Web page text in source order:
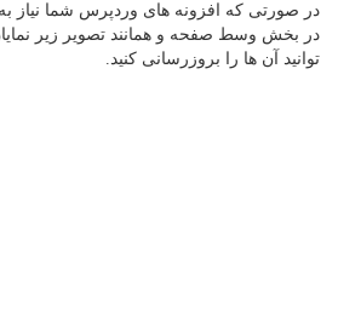
در صورتی که افزونه های وردپرس شما نیاز
در بخش وسط صفحه و همانند تصویر زیر
توانید آن ها را بروزرسانی کنید.